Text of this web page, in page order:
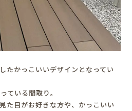
たかっこいいデザインとなってい
ている間取り。
た目がお好きな方や、かっこいい